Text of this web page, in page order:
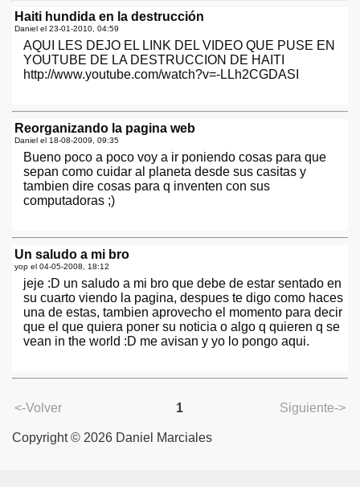
Haiti hundida en la destrucción
Daniel el 23-01-2010, 04:59
AQUI LES DEJO EL LINK DEL VIDEO QUE PUSE EN
YOUTUBE DE LA DESTRUCCION DE HAITI
http://www.youtube.com/watch?v=-LLh2CGDASI
Reorganizando la pagina web
Daniel el 18-08-2009, 09:35
Bueno poco a poco voy a ir poniendo cosas para que
sepan como cuidar al planeta desde sus casitas y
tambien dire cosas para q inventen con sus
computadoras ;)
Un saludo a mi bro
yop el 04-05-2008, 18:12
jeje :D un saludo a mi bro que debe de estar sentado en
su cuarto viendo la pagina, despues te digo como haces
una de estas, tambien aprovecho el momento para decir
que el que quiera poner su noticia o algo q quieren q se
vean in the world :D me avisan y yo lo pongo aqui.
<-Volver 1 Siguiente->
Copyright © 2026 Daniel Marciales